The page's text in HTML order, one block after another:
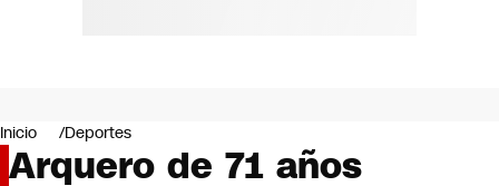
Negocios
Deportes
Programas completos
Inicio Deportes
Arquero de 71 años